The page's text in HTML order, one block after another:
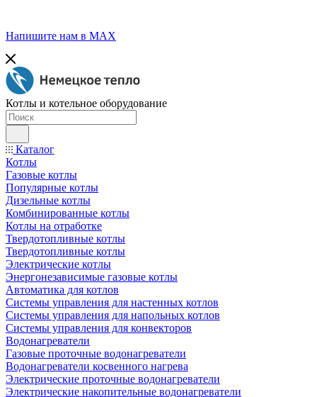
Напишите нам в МАХ
Котлы и котельное оборудование
Каталог
Котлы
Газовые котлы
Популярные котлы
Дизельные котлы
Комбинированные котлы
Котлы на отработке
Твердотопливные котлы
Твердотопливные котлы
Электрические котлы
Энергонезависимые газовые котлы
Автоматика для котлов
Системы управления для настенных котлов
Системы управления для напольных котлов
Системы управления для конвекторов
Водонагреватели
Газовые проточные водонагреватели
Водонагреватели косвенного нагрева
Электрические проточные водонагреватели
Электрические накопительные водонагреватели